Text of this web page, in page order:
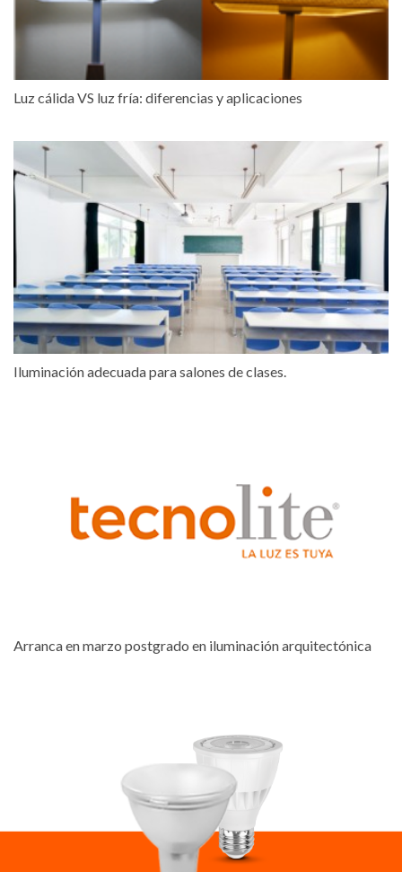
Luz cálida VS luz fría: diferencias y aplicaciones
Iluminación adecuada para salones de clases.
Arranca en marzo postgrado en iluminación arquitectónica